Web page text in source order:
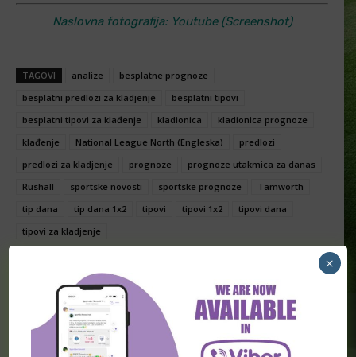
Naslovna fotografija: Youtube (Screenshot)
TAGOVI analize
besplatne prognoze
besplatni predlozi za kladjenje
besplatni tipovi
besplatni tipovi za klađenje
kladionica
kladionica prognoze
klađenje
National League North (Engleska)
predlozi
predlozi za kladjenje
prognoze
prognoze utakmica za danas
Rushall
sportske novosti sportske prognoze
Tamworth
tip dana
tip dana 1x2 tipovi tipovi 1x2
tipovi dana
tipovi za kladjenje
Facebook Twitter Viber
×